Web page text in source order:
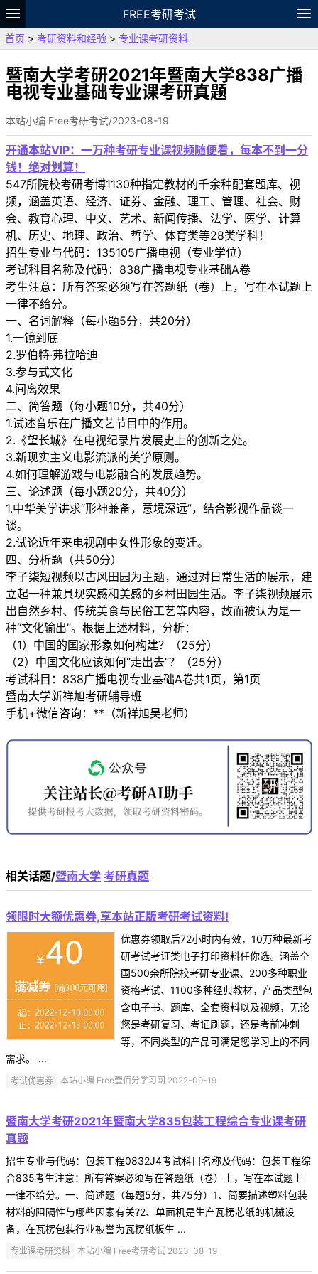
FREE考研考试
题库
故事 专题 APP
VIP
资料
首页 > 考研资料和经验 > 专业课考研资料
暨南大学考研2021年暨南大学838广播
电视专业基础专业课考研真题
本站小编 Free考研考试/2023-08-19
开通本站VIP：一万种考研专业课视频随便看，每本不到一分
钱！绝对划算！
547所院校考研考博1130种指定教材的千余种配套题库、视
频，涵盖英语、经济、证券、金融、理工、管理、社会、财
会、教育心理、中文、艺术、新闻传播、法学、医学、计算
机、历史、地理、政治、哲学、体育类等28类学科！
招生专业与代码：135105广播电视（专业学位）
考试科目名称及代码：838广播电视专业基础A卷
考生注意：所有答案必须写在答题纸（卷）上，写在本试题上
一律不给分。
一、名词解释（每小题5分，共20分）
1.一镜到底
2.罗伯特·弗拉哈迪
3.参与式文化
4.间离效果
二、简答题（每小题10分，共40分）
1.试述音乐在广播文艺节目中的作用。
2.《望长城》在电视纪录片发展史上的创新之处。
3.新现实主义电影流派的美学原则。
4.如何理解游戏与电影融合的发展趋势。
三、论述题（每小题20分，共40分）
1.中华美学讲求“形神兼备，意境深远”，结合影视作品谈一
谈。
2.试论近年来电视剧中女性形象的变迁。
四、分析题（共50分）
李子柒短视频以古风田园为主题，通过对日常生活的展示，建
立起一种兼具现实感和美感的乡村田园生活。李子柒视频展示
出自然乡村、传统美食与民俗工艺等内容，故而被认为是一
种“文化输出”。根据上述材料，分析：
（1）中国的国家形象如何构建？（25分）
（2）中国文化应该如何“走出去”？（25分）
考试科目：838广播电视专业基础A卷共1页，第1页
暨南大学新祥旭考研辅导班
手机+微信咨询：**（新祥旭吴老师）
相关话题/暨南大学 考研真题
领限时大额优惠券,享本站正版考研考试资料!
优惠券领取后72小时内有效，10万种最新考
研考试考证类电子打印资料任你选。涵盖全
国500余所院校考研专业课、200多种职业
资格考试、1100多种经典教材，产品类型包
含电子书、题库、全套资料以及视频，无论
您是考研复习、考证刷题，还是考前冲刺
等，不同类型的产品可满足您学习上的不同
需求。 ...
考试优惠券 本站小编 Free壹佰分学习网 2022-09-19
暨南大学考研2021年暨南大学835包装工程综合专业课考研
真题
招生专业与代码：包装工程0832J4考试科目名称及代码：包装工程综
合835考生注意：所有答案必须写在答题纸（卷）上，写在本试题上
一律不给分。一、简述题（每题5分，共75分）1、简要描述塑料包装
材料的阻隔性与哪些因素有关?2、单面机是生产瓦楞芯纸的机械设
备，在瓦楞包装行业被誉为瓦楞纸板生 ...
专业课考研资料 本站小编 Free考研考试 2023-08-19